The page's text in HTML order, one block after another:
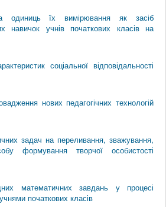
одиниць їх вимірювання як засіб
навичок учнів початкових класів на
соціальної відповідальності
нових педагогічних технологій
задач на переливання, зважування,
формування творчої особистості
математичних завдань у процесі
початкових класів